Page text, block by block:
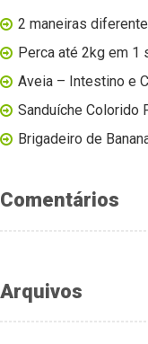
2 maneiras
Perca até 2kg em 1
Aveia – Intestino e
Sanduíche Colorido
Brigadeiro de
Comentários
Arquivos